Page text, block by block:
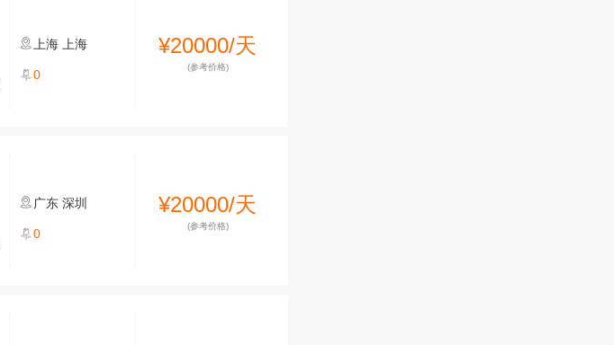
上海 上海
0
¥20000/天
(参考价格)
广东 深圳
0
¥20000/天
(参考价格)